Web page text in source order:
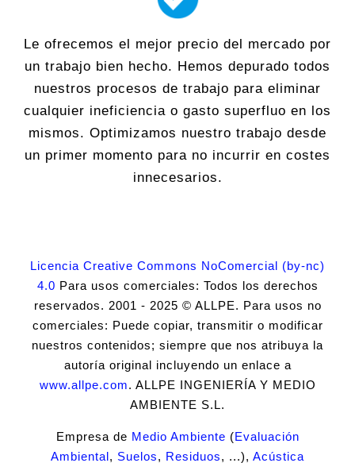
Le ofrecemos el mejor precio del mercado por
un trabajo bien hecho. Hemos depurado todos
nuestros procesos de trabajo para eliminar
cualquier ineficiencia o gasto superfluo en los
mismos. Optimizamos nuestro trabajo desde
un primer momento para no incurrir en costes
innecesarios.
Licencia Creative Commons NoComercial (by-nc)
4.0 Para usos comerciales: Todos los derechos
reservados. 2001 - 2025 © ALLPE. Para usos no
comerciales: Puede copiar, transmitir o modificar
nuestros contenidos; siempre que nos atribuya la
autoría original incluyendo un enlace a
www.allpe.com. ALLPE INGENIERÍA Y MEDIO
AMBIENTE S.L.
Empresa de Medio Ambiente (Evaluación
Ambiental, Suelos, Residuos, ...), Acústica